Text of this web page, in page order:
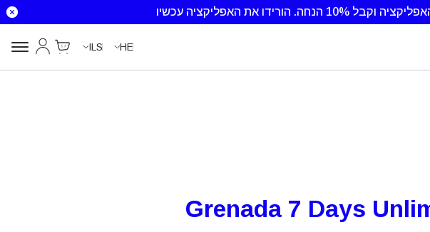
וקבל 10% הנחה. הורידו את האפליקציה עכשיו
HE
ILS
Cart
החשבון
Grenada 7 Days